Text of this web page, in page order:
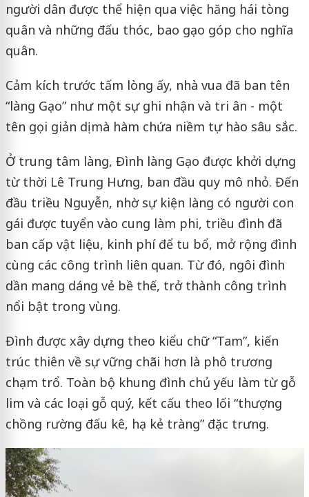
người dân được thể hiện qua việc hăng hái tòng
quân và những đấu thóc, bao gạo góp cho nghĩa
quân.
Cảm kích trước tấm lòng ấy, nhà vua đã ban tên
“làng Gạo” như một sự ghi nhận và tri ân - một
tên gọi giản dị mà hàm chứa niềm tự hào sâu sắc.
Ở trung tâm làng, Đình làng Gạo được khởi dựng
từ thời Lê Trung Hưng, ban đầu quy mô nhỏ. Đến
đầu triều Nguyễn, nhờ sự kiện làng có người con
gái được tuyển vào cung làm phi, triều đình đã
ban cấp vật liệu, kinh phí để tu bổ, mở rộng đình
cùng các công trình liên quan. Từ đó, ngôi đình
dần mang dáng vẻ bề thế, trở thành công trình
nổi bật trong vùng.
Đình được xây dựng theo kiểu chữ “Tam”, kiến
trúc thiên về sự vững chãi hơn là phô trương
chạm trổ. Toàn bộ khung đình chủ yếu làm từ gỗ
lim và các loại gỗ quý, kết cấu theo lối “thượng
chồng rường đấu kê, hạ kẻ tràng” đặc trưng.